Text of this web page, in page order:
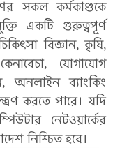
সকল কর্মকাণ্ডকে
একটি গুরুত্বপূর্ণ
বিজ্ঞান, কৃষি,
যোগাযোগ
অনলাইন ব্যাংকিং
করতে পারে। যদি
নেটওয়ার্কের
নিশ্চিত হবে।